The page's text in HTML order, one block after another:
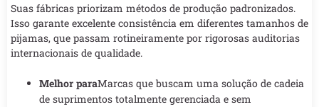
Suas fábricas priorizam métodos de produção padronizados.
Isso garante excelente consistência em diferentes tamanhos de
pijamas, que passam rotineiramente por rigorosas auditorias
internacionais de qualidade.
Melhor paraMarcas que buscam uma solução de cadeia
de suprimentos totalmente gerenciada e sem